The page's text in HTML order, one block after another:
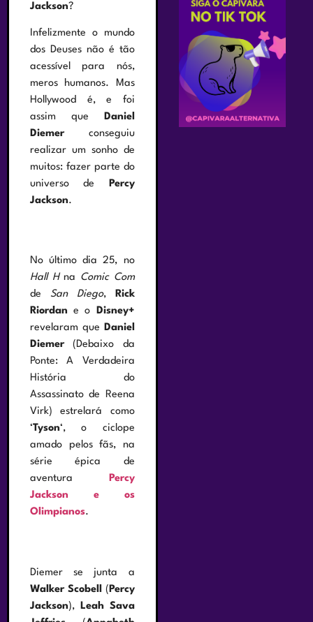
Jackson?
Infelizmente o mundo
dos Deuses não é tão
acessível para nós,
meros humanos. Mas
Hollywood é, e foi
assim que Daniel
Diemerconseguiu
realizar um sonho de
muitos: fazer parte do
universo de Percy
Jackson.
No último dia 25, no
Hall Hna Comic Com
de San Diego,Rick
Riordan e o Disney+
revelaram que Daniel
Diemer(Debaixo da
Ponte: A Verdadeira
História do
Assassinato de Reena
Virk) estrelará como
‘Tyson‘, o ciclope
amado pelos fãs, na
série épica de
aventura Percy
Jackson e os
Olimpianos.
Diemer se junta a
Walker Scobell
( Percy
Jackson),
Leah Sava